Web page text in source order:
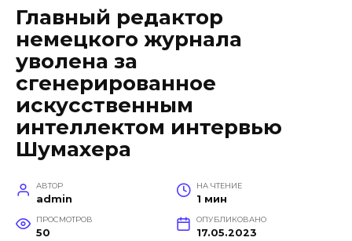
Главный редактор
немецкого журнала
уволена за
сгенерированное
искусственным
интеллектом интервью
Шумахера
АВТОР
admin
НА ЧТЕНИЕ
1 мин
ПРОСМОТРОВ
50
ОПУБЛИКОВАНО
17.05.2023